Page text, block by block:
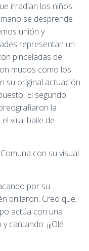
irradian los niños.
se desprende
unión y
representan un
pinceladas de
mudos como los
su original actuación
El segundo
la
viral baile de
con su visual
por su
brillaron. Creo que,
actúa con una
cantando. ¡¡¡Olé